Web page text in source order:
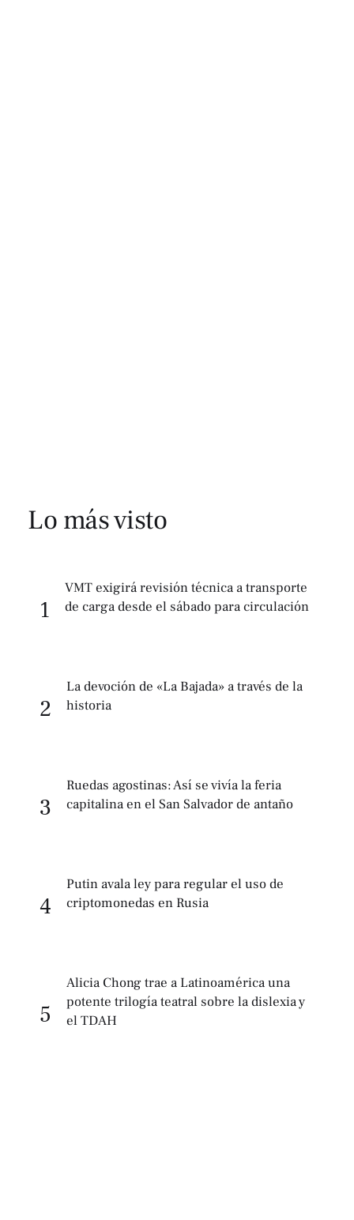
Lo más visto
1
VMT exigirá revisión técnica a transporte
de carga desde el sábado para circulación
2
La devoción de «La Bajada» a través de la
historia
3
Ruedas agostinas: Así se vivía la feria
capitalina en el San Salvador de antaño
4
Putin avala ley para regular el uso de
criptomonedas en Rusia
5
Alicia Chong trae a Latinoamérica una
potente trilogía teatral sobre la dislexia y
el TDAH